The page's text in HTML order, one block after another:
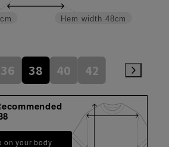
Hem width 48cm
36 38 40 42
on your body